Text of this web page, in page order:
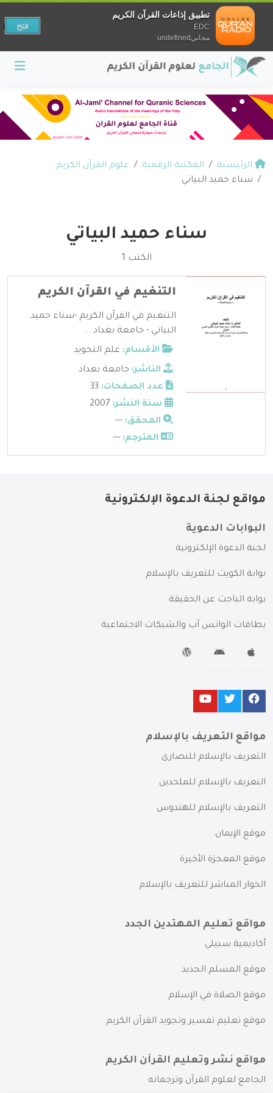
الرئيسية المكتبة الرقمية
علوم القرآن الكريم
سناء حميد البياتي
سناء حميد البياتي
الكتب 1
التنغيم في القرآن الكريم
التنغيم في القرآن الكريم -سناء حميد
البياتي - جامعة بغداد ...
الأقسام: علم التجويد
الناشر: جامعة بغداد
عدد الصفحات:
سنة النشر:
المحقق: ---
المترجم: ---
مواقع لجنة الدعوة الإلكترونية
البوابات الدعوية
لجنة الدعوة الإلكترونية
بوابة الكويت للتعريف بالإسلام
بوابة الباحث عن الحقيقة
بطاقات الواتس آب والشبكات الاجتماعية
مواقع التعريف بالإسلام
التعريف بالإسلام للنصارى
التعريف بالإسلام للملحدين
التعريف بالإسلام للهندوس
موقع الإيمان
موقع المعجزة الأخيرة
الحوار المباشر للتعريف بالإسلام
مواقع تعليم المهتدين الجدد
أكاديمية سبيلي
موقع المسلم الجديد
موقع الصلاة في الإسلام
موقع تعليم تفسير وتجويد القرآن الكريم
مواقع نشر وتعليم القرآن الكريم
الجامع لعلوم القرآن وترجماته
تطبيق إذاعات القرآن الكريم
EDC
مجانيundefined
فتح